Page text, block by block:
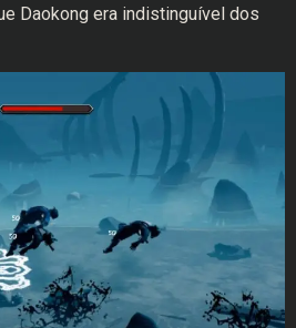
Daokong era indistinguível dos